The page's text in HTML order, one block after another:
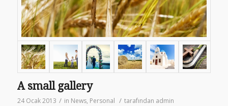
A small gallery
24 Ocak 2013 / in News, Personal / tarafından admin